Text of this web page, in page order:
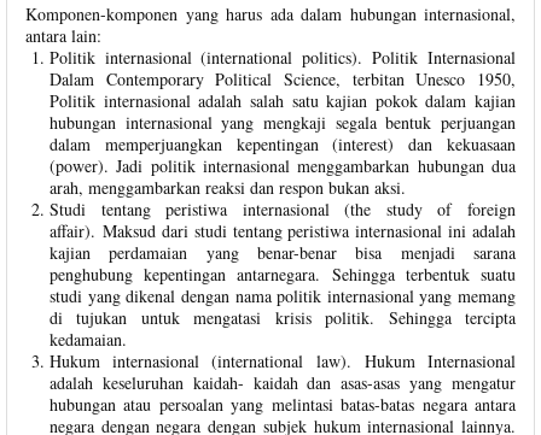
Komponen-komponen yang harus ada dalam hubungan internasional,
antara lain:
Politik internasional (international politics). Politik Internasional
Dalam Contemporary Political Science, terbitan Unesco 1950,
Politik internasional adalah salah satu kajian pokok dalam kajian
hubungan internasional yang mengkaji segala bentuk perjuangan
dalam memperjuangkan kepentingan (interest) dan kekuasaan
(power). Jadi politik internasional menggambarkan hubungan dua
arah, menggambarkan reaksi dan respon bukan aksi.
Studi tentang peristiwa internasional (the study of foreign
affair). Maksud dari studi tentang peristiwa internasional ini adalah
kajian perdamaian yang benar-benar bisa menjadi sarana
penghubung kepentingan antarnegara. Sehingga terbentuk suatu
studi yang dikenal dengan nama politik internasional yang memang
di tujukan untuk mengatasi krisis politik. Sehingga tercipta
kedamaian.
Hukum internasional (international law). Hukum Internasional
adalah keseluruhan kaidah- kaidah dan asas-asas yang mengatur
hubungan atau persoalan yang melintasi batas-batas negara antara
negara dengan negara dengan subjek hukum internasional lainnya.